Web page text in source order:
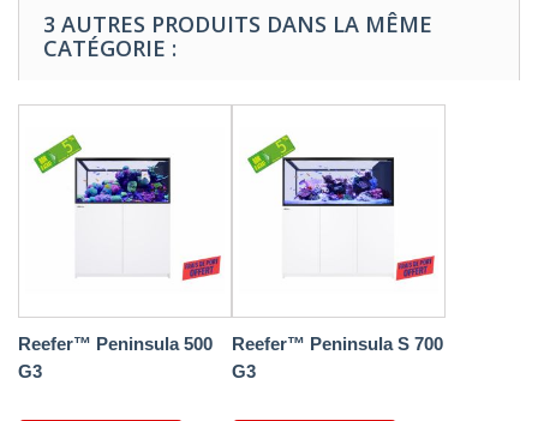
3 AUTRES PRODUITS DANS LA MÊME
CATÉGORIE :
Reefer™ Peninsula 500
G3
Reefer™ Peninsula S 700
G3